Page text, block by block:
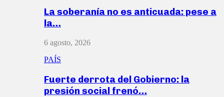
La soberanía no es anticuada: pese a
la…
6 agosto, 2026
PAÍS
Fuerte derrota del Gobierno: la
presión social frenó…